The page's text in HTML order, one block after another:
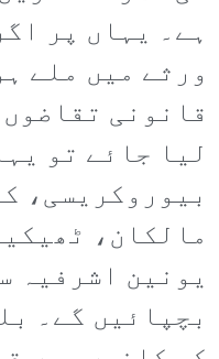
ہے۔ یہاں پر
قانونی
لیا جائے تو
بیوروکریسی،
مالکان،
یونین اشرفیہ
بچپائیں گے۔